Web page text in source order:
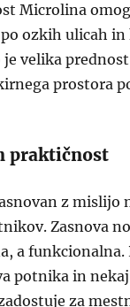
Microlina
ozkih ulicah
je velika
prostora
praktičnost
z mislijo
Zasnova
a funkcionalna.
potnika in
za